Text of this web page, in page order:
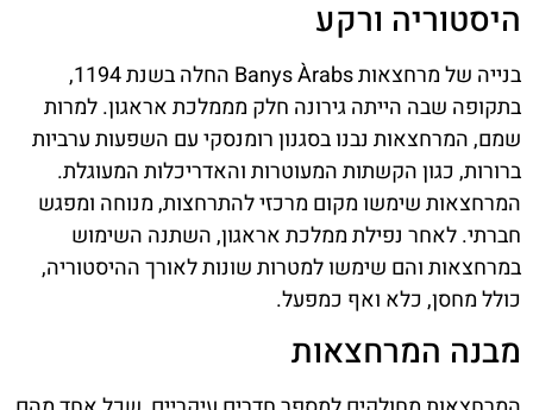
היסטוריה ורקע
בנייה של מרחצאות Banys Àrabs החלה בשנת 1194,
בתקופה שבה הייתה גירונה חלק מממלכת אראגון. למרות
שמם, המרחצאות נבנו בסגנון רומנסקי עם השפעות ערביות
ברורות, כגון הקשתות המעוטרות והאדריכלות המעוגלת.
המרחצאות שימשו מקום מרכזי להתרחצות, מנוחה ומפגש
חברתי. לאחר נפילת ממלכת אראגון, השתנה השימוש
במרחצאות והם שימשו למטרות שונות לאורך ההיסטוריה,
כולל מחסן, כלא ואף כמפעל.
מבנה המרחצאות